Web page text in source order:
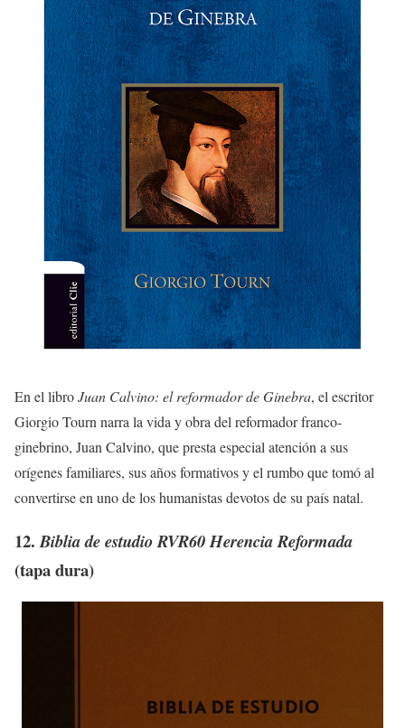
En el libroJuan Calvino: el reformador de Ginebra, el escritor
Giorgio Tourn narra la vida y obra del reformador franco-
ginebrino, Juan Calvino, que presta especial atención a sus
orígenes familiares, sus años formativos y el rumbo que tomó al
convertirse en uno de los humanistas devotos de su país natal.
12.Biblia de estudio RVR60 Herencia Reformada
(tapa dura)